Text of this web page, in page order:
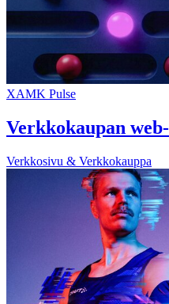
XAMK Pulse
Verkkokaupan
Verkkosivu & Verkkokauppa